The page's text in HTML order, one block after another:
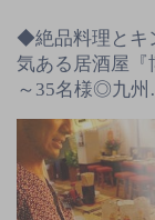
◆絶品料理とキ
気ある居酒屋
～35名様◎九